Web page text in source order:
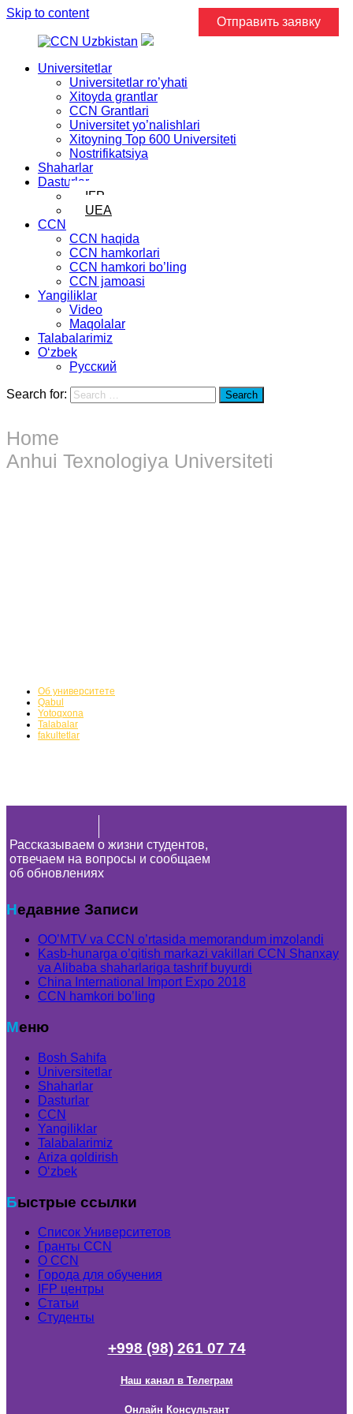
Skip to content
Universitetlar
Universitetlar ro’yhati
Xitoyda grantlar
CCN Grantlari
Universitet yo’nalishlari
Xitoyning Top 600 Universiteti
Nostrifikatsiya
Shaharlar
Dasturlar
IFP
UEA
CCN
CCN haqida
CCN hamkorlari
CCN hamkori bo’ling
CCN jamoasi
Yangiliklar
Video
Maqolalar
Talabalarimiz
Oʻzbek
Русский
Search for: Search
Home
Anhui Texnologiya Universiteti
Отправить заявку
Об университете
Qabul
Yotoqxona
Talabalar
fakultetlar
Рассказываем о жизни студентов,
отвечаем на вопросы и сообщаем
об обновлениях
Недавние Записи
OO’MTV va CCN o’rtasida memorandum imzolandi
Kasb-hunarga o’qitish markazi vakillari CCN Shanxay
va Alibaba shaharlariga tashrif buyurdi
China International Import Expo 2018
CCN hamkori bo’ling
Меню
Bosh Sahifa
Universitetlar
Shaharlar
Dasturlar
CCN
Yangiliklar
Talabalarimiz
Ariza qoldirish
Oʻzbek
Быстрые ссылки
Список Университетов
Гранты ССN
О ССN
Города для обучения
IFP центры
Статьи
Студенты
+998 (98) 261 07 74
Наш канал в Телеграм
Онлайн Консультант